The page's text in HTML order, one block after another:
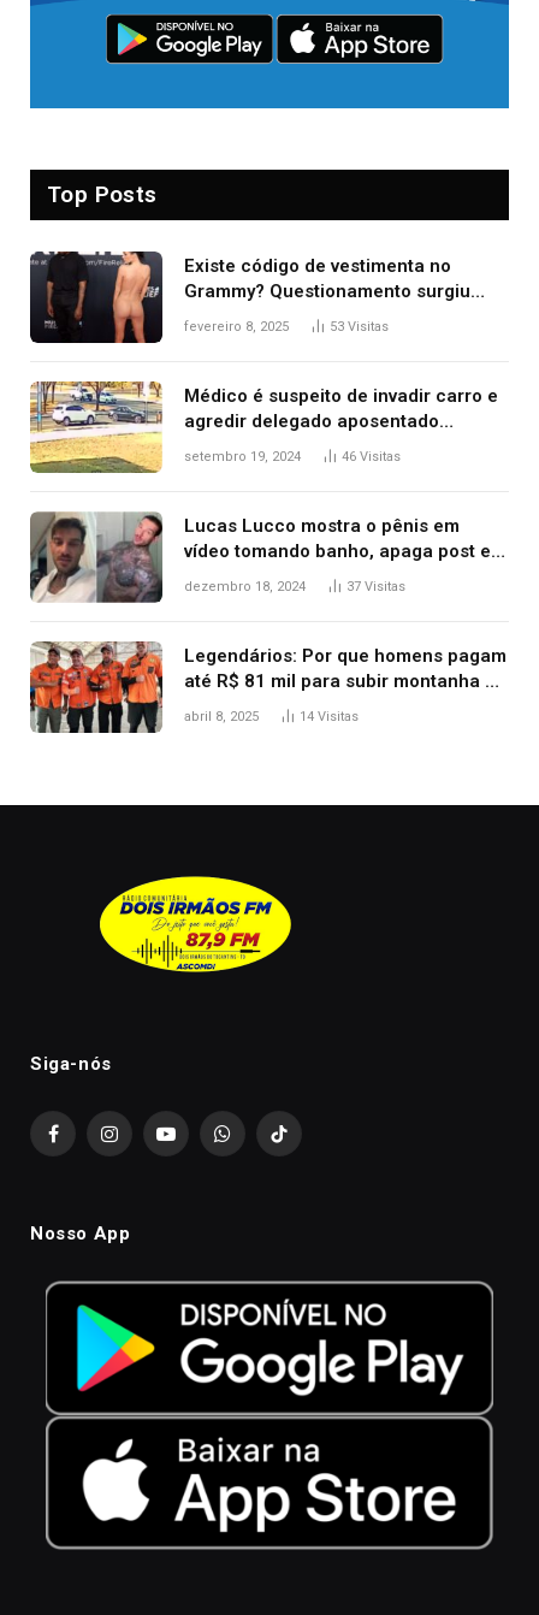
Top Posts
Existe código de vestimenta no
Grammy? Questionamento surgiu
após Bianca Censori, mulher de
fevereiro 8, 2025 53 Visitas
Médico é suspeito de invadir carro e
agredir delegado aposentado
durante confusão no trânsito
setembro 19, 2024 46 Visitas
Lucas Lucco mostra o pênis em
vídeo tomando banho, apaga post e
diz ‘foi mal’
dezembro 18, 2024 37 Visitas
Legendários: Por que homens pagam
até R$ 81 mil para subir montanha e
melhorar casamento?
abril 8, 2025 14 Visitas
Siga-nós
FacebookInstagramYouTubeWhatsAppTikTok
Nosso App